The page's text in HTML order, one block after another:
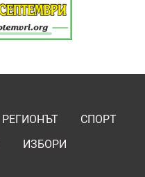
РЕГИОНЪТ
СПОРТ
ИЗБОРИ